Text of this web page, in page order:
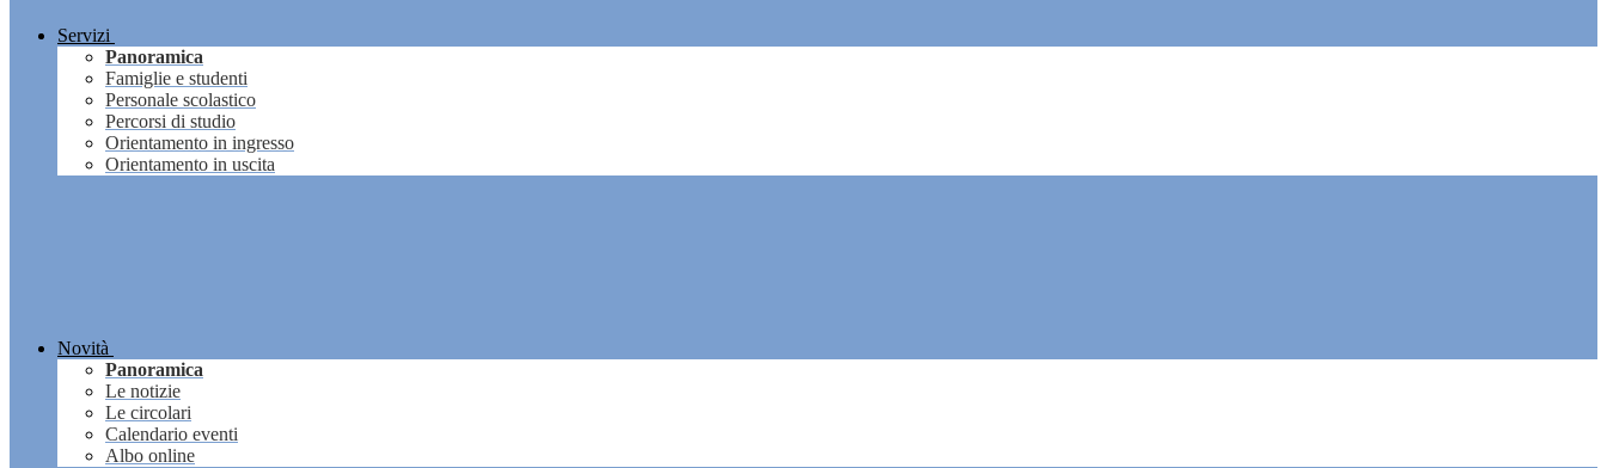
Servizi
Panoramica
Famiglie e studenti
Personale scolastico
Percorsi di studio
Orientamento in ingresso
Orientamento in uscita
Novità
Panoramica
Le notizie
Le circolari
Calendario eventi
Albo online